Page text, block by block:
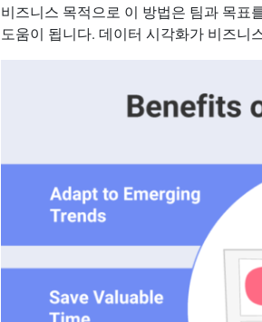
비즈니스 목적으로 이 방법은 팀과 목표
도움이 됩니다. 데이터 시각화가 비즈니